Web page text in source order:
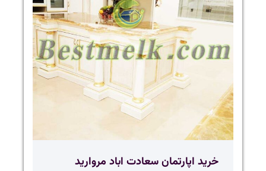
خريد اپارتمان سعادت اباد مروارید